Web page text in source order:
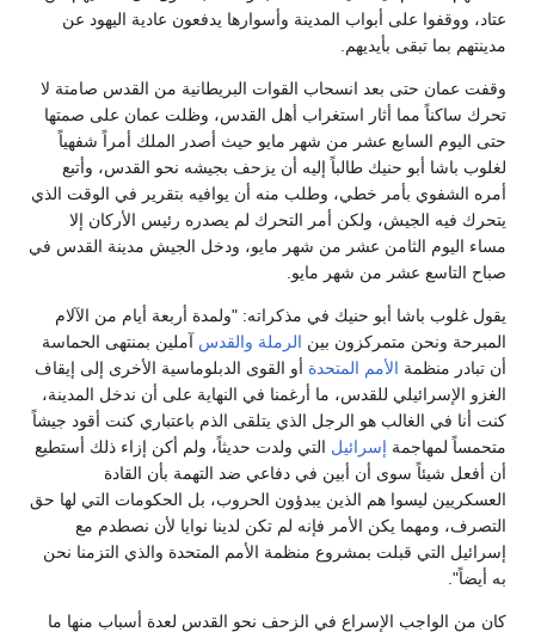
وأسوارها يدفعون عادية اليهود عن
القوات البريطانية من القدس صامتة لا
أهل القدس، وظلت عمان على صمتها
شهر مايو حيث أصدر الملك أمراً شفهياً
إليه أن يزحف بجيشه نحو القدس، وأتبع
منه أن يوافيه بتقرير في الوقت الذي
التحرك لم يصدره رئيس الأركان إلا
شهر مايو، ودخل الجيش مدينة القدس في
مايو.
مذكراته: "ولمدة أربعة أيام من الآلام
بينالرملة والقدسآملين بمنتهى الحماسة
أو القوى الدبلوماسية الأخرى إلى إيقاف
أرغمنا في النهاية على أن ندخل المدينة،
الذي يتلقى الذم باعتباري كنت أقود جيشاً
التي ولدت حديثاً، ولم أكن إزاء ذلك أستطيع
في دفاعي ضد التهمة بأن القادة
يبدؤون الحروب، بل الحكومات التي لها حق
لم تكن لدينا نوايا لأن نصطدم مع
منظمة الأمم المتحدة والذي التزمنا نحن
الزحف نحو القدس لعدة أسباب منها ما